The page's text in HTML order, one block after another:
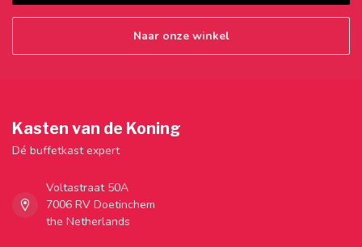
Naar onze winkel
Kasten van de Koning
Dé buffetkast expert
Voltastraat 50A
7006 RV Doetinchem
the Netherlands